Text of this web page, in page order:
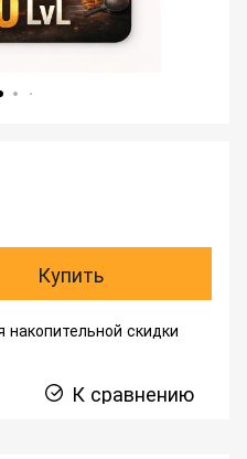
Купить
скидки
К сравнению